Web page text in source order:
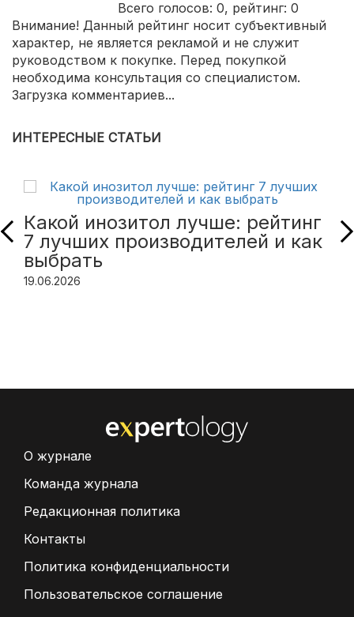
Всего голосов: 0, рейтинг: 0
Внимание! Данный рейтинг носит субъективный
характер, не является рекламой и не служит
руководством к покупке. Перед покупкой
необходима консультация со специалистом.
Загрузка комментариев...
ИНТЕРЕСНЫЕ СТАТЬИ
Какой инозитол лучше: рейтинг
7 лучших производителей и как
выбрать
19.06.2026
О журнале
Команда журнала
Редакционная политика
Контакты
Политика конфиденциальности
Пользовательское соглашение